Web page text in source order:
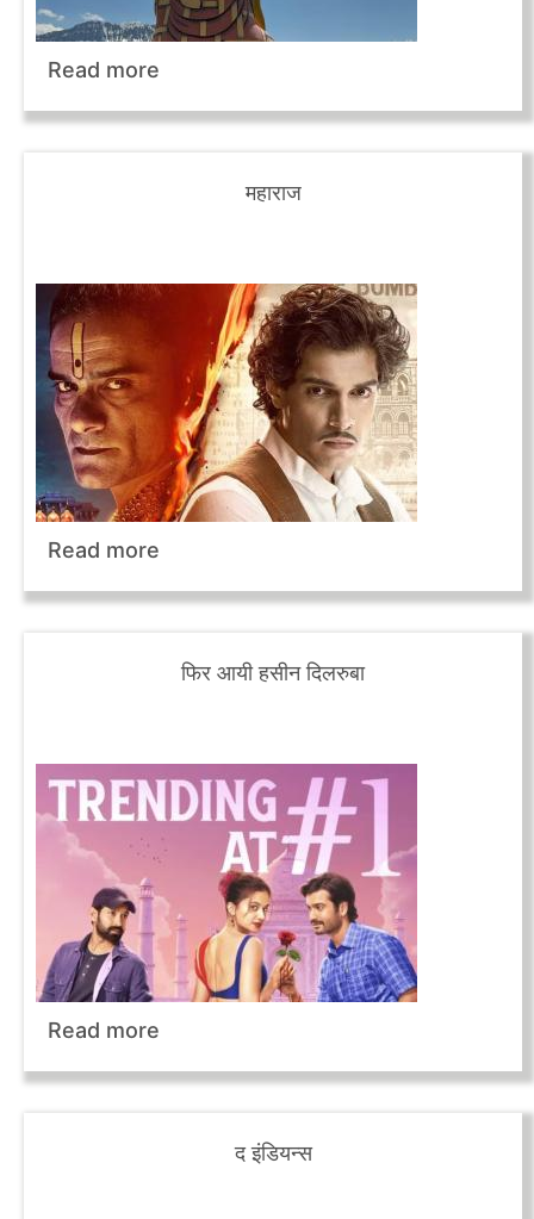
Read more
महाराज
Read more
फिर आयी हसीन दिलरुबा
Read more
द इंडियन्स